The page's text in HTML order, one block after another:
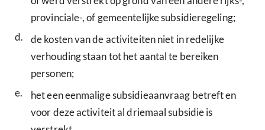
provinciale-, of gemeentelijke subsidieregeling;
d.
de kosten van de activiteiten niet in redelijke
verhouding staan tot het aantal te bereiken
personen;
e.
het een eenmalige subsidieaanvraag betreft en
voor deze activiteit al driemaal subsidie is